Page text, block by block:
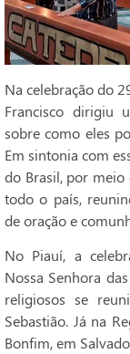
Na celebração do
Francisco dirigiu
sobre como eles
Em sintonia com
do Brasil, por meio
todo o país,
de oração e
No Piauí, a
Nossa Senhora
religiosos se
Sebastião. Já na
Bonfim, em